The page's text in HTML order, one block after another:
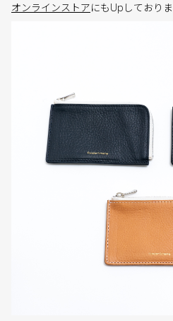
オンラインストアにもUpしており